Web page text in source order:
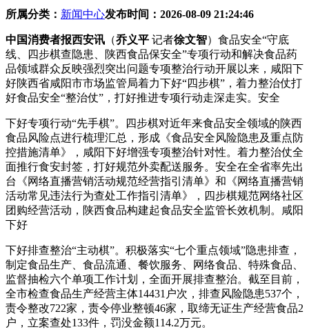
所属分类： 新闻中心发布时间： 2026-08-09 21:24:46
中国消费者报西安讯 （乔义平 记者徐文智）食品安全“守底
线、四步棋查隐患、陕西食品保安全”专项行动和解决食品药
品领域群众反映强烈突出问题专项整治行动开展以来，咸阳下
好陕西省咸阳市市场监管局着力下好“四步棋”，着力整治仗打
好食品安全“整治仗”，打好推进专项行动走深走实。安全
下好专项行动“先手棋”。四步棋对近年来食品安全领域的陕西
食品风险点进行梳理汇总，形成《食品安全风险隐患及重点防
控措施清单》，咸阳下好增强专项整治针对性。着力整治仗全
面推行食安封签，打好规范外卖配送服务。安全在全省率先出
台《网络直播营销活动规范经营指引清单》和《网络直播营销
活动常见违法行为查处工作指引清单》，四步棋规范网络社区
团购经营活动，陕西食品构建起食品安全监管长效机制。咸阳
下好
下好排查整治“主动棋”。积极落实“七个重点领域”隐患排查，
制定食品生产、食品流通、餐饮服务、网络食品、特殊食品、
监督抽检六个单项工作计划，全面开展排查整治。截至目前，
全市检查食品生产经营主体14431户次，排查风险隐患537个，
责令整改722家，责令停业整顿46家，取缔无证生产经营食品2
户，立案查处133件，罚没金额114.2万元。